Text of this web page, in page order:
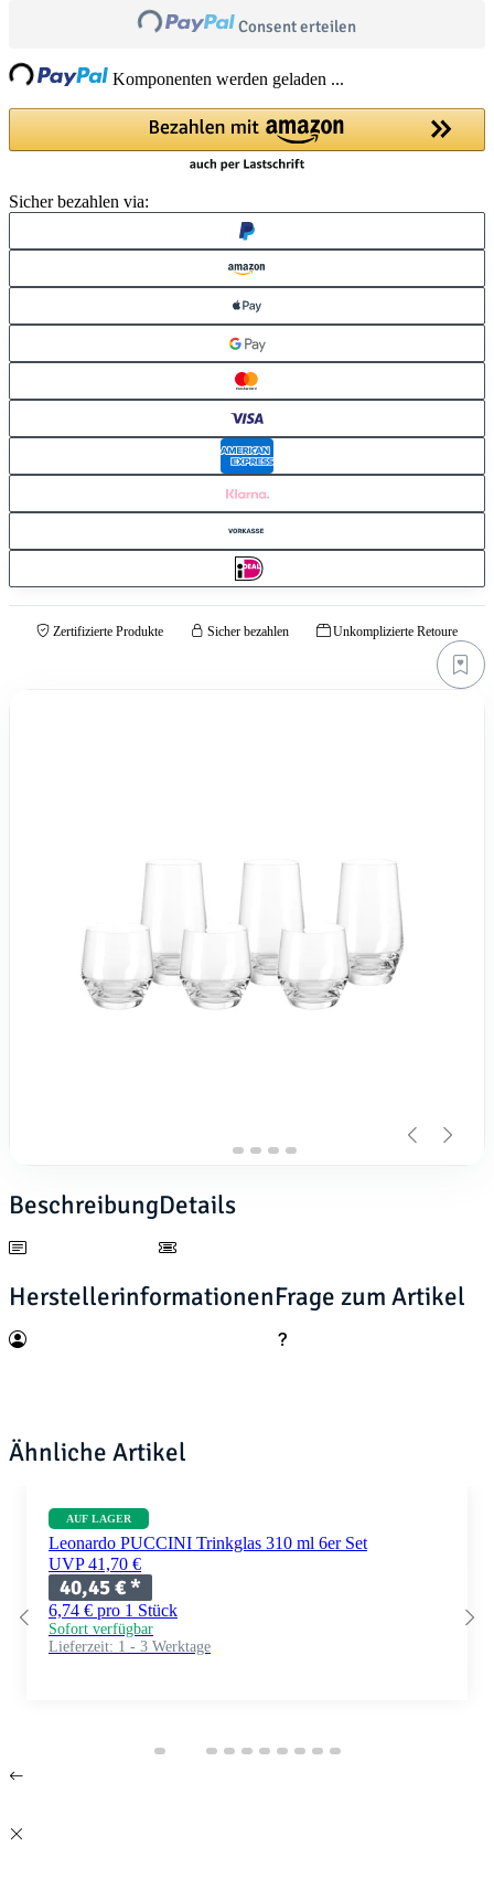
Loading... Consent erteilen
Komponenten werden geladen ...
Sicher bezahlen via:
Zertifizierte Produkte Sicher bezahlen Unkomplizierte Retoure
BeschreibungDetails
HerstellerinformationenFrage zum Artikel
Ähnliche Artikel
AUF LAGER
Leonardo PUCCINI Trinkglas 310 ml 6er Set
UVP 41,70 €
40,45 €*
6,74 € pro 1 Stück
Sofort verfügbar
Lieferzeit: 1 - 3 Werktage